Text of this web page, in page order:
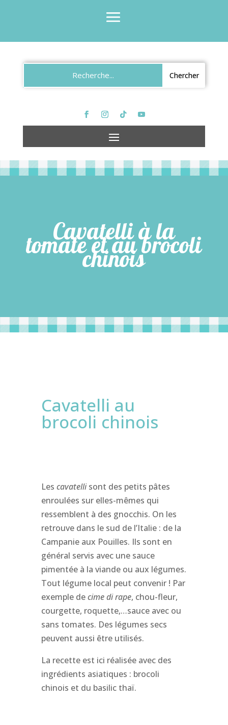
Cavatelli à la
tomate et au brocoli
chinois
Cavatelli au
brocoli chinois
Les cavatellisont des petits pâtes
enroulées sur elles-mêmes qui
ressemblent à des gnocchis. On les
retrouve dans le sud de l’Italie : de la
Campanie aux Pouilles. Ils sont en
général servis avec une sauce
pimentée à la viande ou aux légumes.
Tout légume local peut convenir ! Par
exemple decime di rape, chou-fleur,
courgette, roquette,…sauce avec ou
sans tomates. Des légumes secs
peuvent aussi être utilisés.
La recette est ici réalisée avec des
ingrédients asiatiques : brocoli
chinois et du basilic thaï.